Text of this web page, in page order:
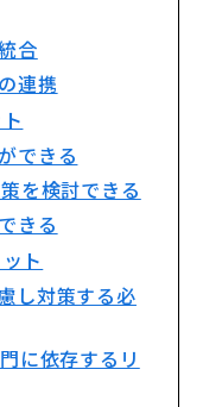
合
連携
できる
を検討できる
きる
ト
し対策する必
に依存するリ